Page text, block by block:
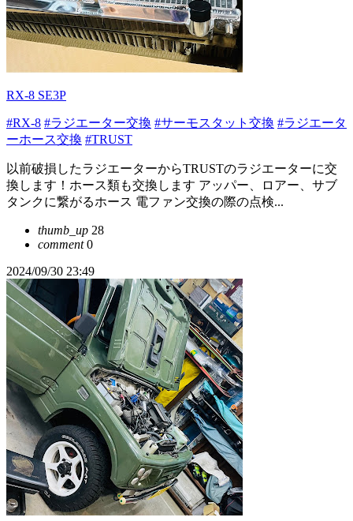
RX-8 SE3P
#RX-8 #ラジエーター交換 #サーモスタット交換 #ラジエータ
ーホース交換 #TRUST
以前破損したラジエーターからTRUSTのラジエーターに交
換します！ホース類も交換します アッパー、ロアー、サブ
タンクに繋がるホース 電ファン交換の際の点検...
thumb_up 28
comment0
2024/09/30 23:49